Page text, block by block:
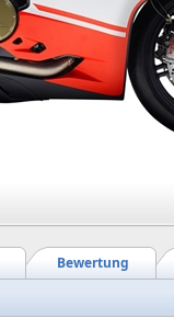
Bewertung